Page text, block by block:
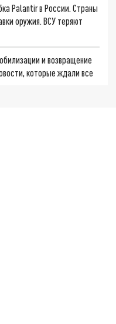
Palantir в России. Страны
оружия. ВСУ теряют
и возвращение
которые ждали все